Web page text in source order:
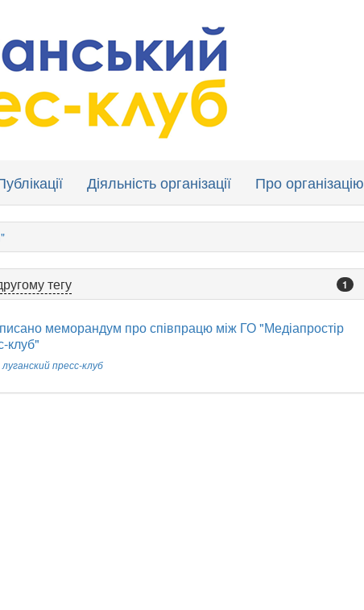
Діяльність організації Про організацію
1
тегу
меморандум про співпрацю між ГО "Медіапростір
клуб"
луганский пресс-клуб